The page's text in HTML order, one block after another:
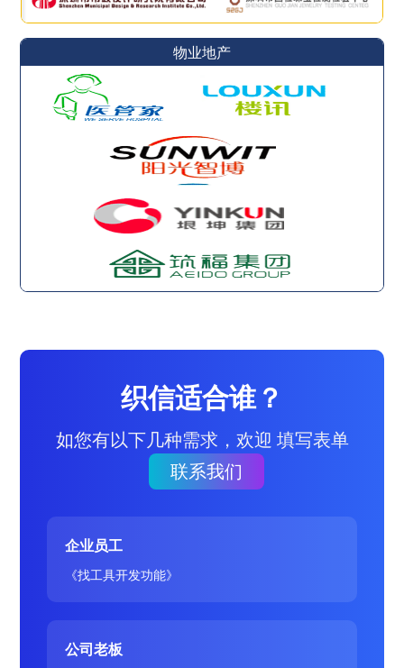
物业地产
织信适合谁？
如您有以下几种需求，欢迎 填写表单
联系我们
企业员工
《找工具开发功能》
公司老板